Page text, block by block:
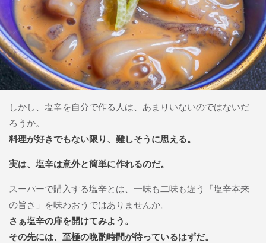
しかし、塩辛を自分で作る人は、あまりいないのではないだ
ろうか。
料理が好きでもない限り、難しそうに思える。
実は、塩辛は意外と簡単に作れるのだ。
スーパーで購入する塩辛とは、一味も二味も違う「塩辛本来
の旨さ」を味わおうではありませんか。
さぁ塩辛の扉を開けてみよう。
その先には、至極の晩酌時間が待っているはずだ。